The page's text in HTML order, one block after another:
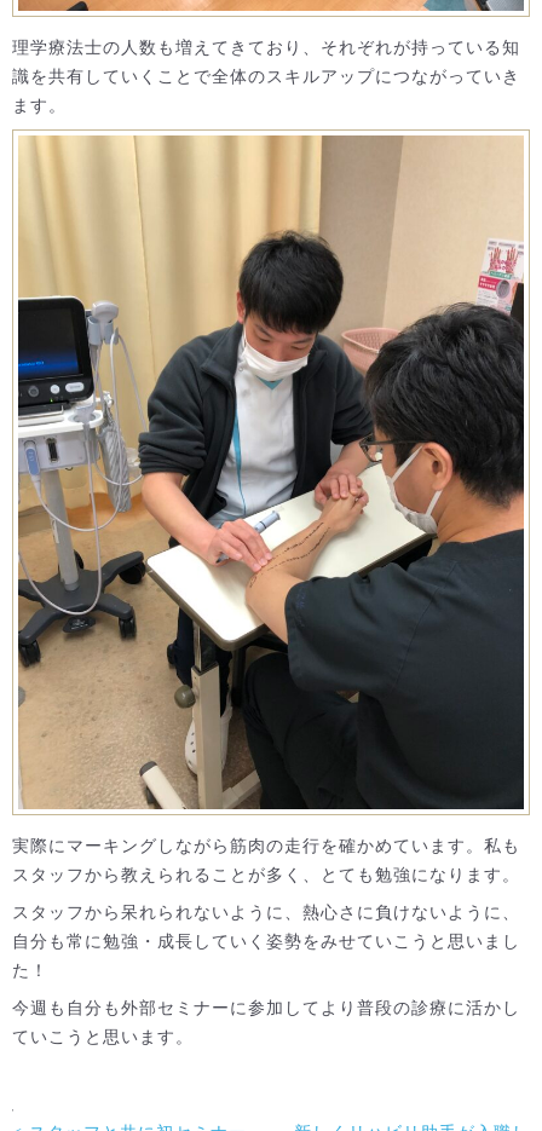
理学療法士の人数も増えてきており、それぞれが持っている知
識を共有していくことで全体のスキルアップにつながっていき
ます。
実際にマーキングしながら筋肉の走行を確かめています。私も
スタッフから教えられることが多く、とても勉強になります。
スタッフから呆れられないように、熱心さに負けないように、
自分も常に勉強・成長していく姿勢をみせていこうと思いまし
た！
今週も自分も外部セミナーに参加してより普段の診療に活かし
ていこうと思います。
前